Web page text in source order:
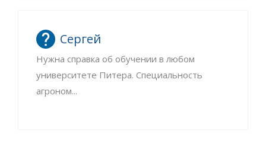
Сергей
Нужна справка об обучении в любом
университете Питера. Специальность
агроном...